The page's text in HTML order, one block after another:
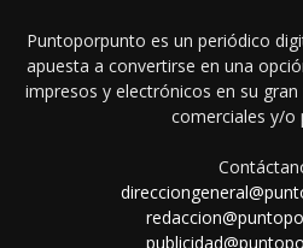
Puntoporpunto es un periódico
apuesta a convertirse en una
impresos y electrónicos en su
comerciales y/o